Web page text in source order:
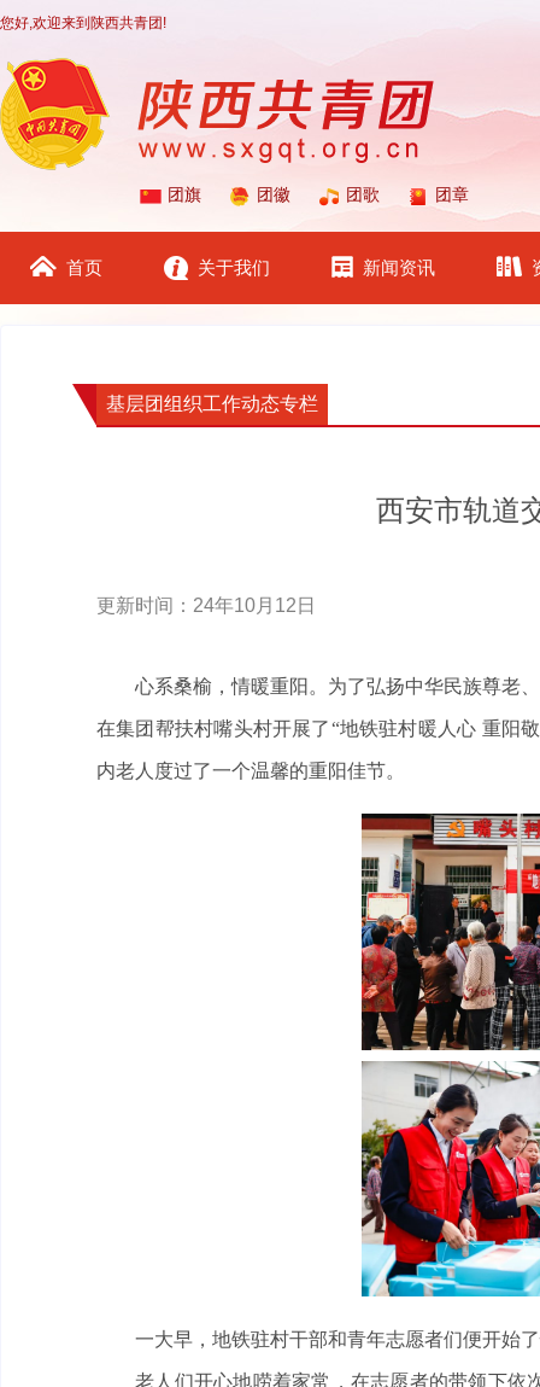
您好,欢迎来到陕西共青团!
团旗 团徽 团歌 团章
首页 关于我们 新闻资讯
基层团组织工作动态专栏
西安市轨道
更新时间：24年10月12日
心系桑榆，情暖重阳。为了弘扬中华民族尊老
在集团帮扶村嘴头村开展了“地铁驻村暖人心 重阳
内老人度过了一个温馨的重阳佳节。
一大早，地铁驻村干部和青年志愿者们便开始
老人们开心地唠着家常，在志愿者的带领下依